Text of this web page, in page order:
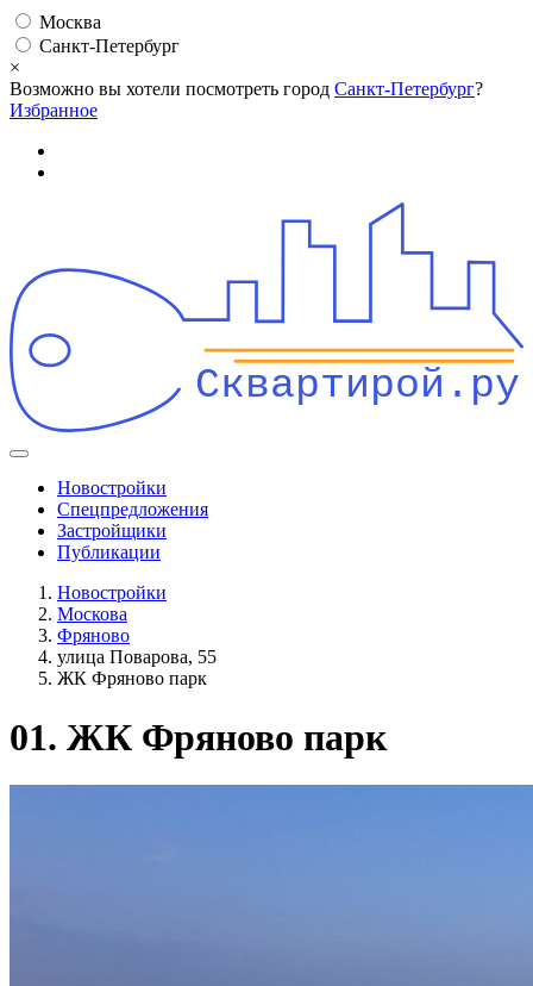
Москва
Санкт-Петербург
×
Возможно вы хотели посмотреть город Санкт-Петербург?
Избранное
Сквартирой.ру
Новостройки
Спецпредложения
Застройщики
Публикации
Новостройки
Москова
Фряново
улица Поварова, 55
ЖК Фряново парк
01. ЖК Фряново парк